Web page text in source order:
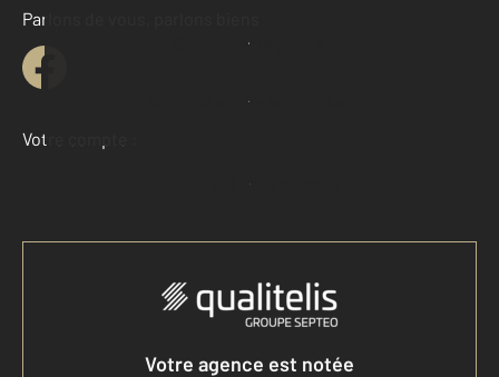
Contacter l'agence
Demander une estimation
Parlons de vous, parlons biens
Votre compte :
Accéder à mon compte
Votre agence est notée